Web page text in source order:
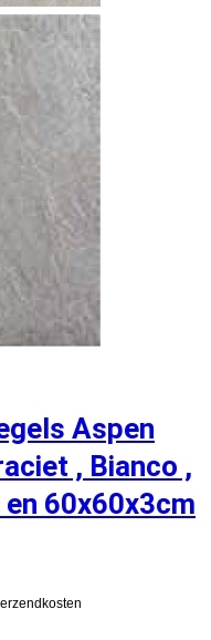
Aspen
, Bianco ,
60x60x3cm